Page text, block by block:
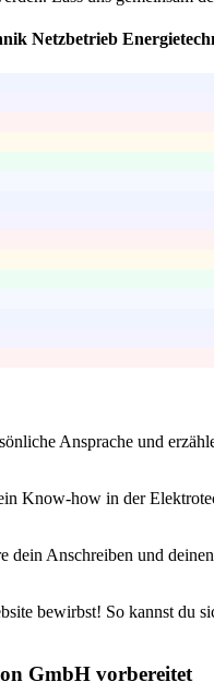
Netzbetrieb
Ansprache und
Know-how in der
Anschreiben und
bewirbst! So kannst du
GmbH vorbereitet